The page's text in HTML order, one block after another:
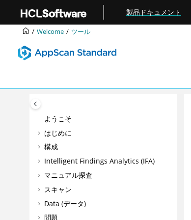
製品ドキュメント
Welcome ツール
ようこそ
はじめに
構成
Intelligent Findings Analytics (IFA)
マニュアル探査
スキャン
Data (データ)
問題